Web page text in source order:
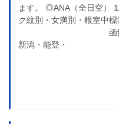
ます。 ◎ANA（全日空）
ク紋別・女満別・根室中標
函館・青森・大
新潟・能登